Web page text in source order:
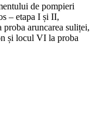
de pompieri
– etapa I și II,
aruncarea suliței,
și locul VI la proba